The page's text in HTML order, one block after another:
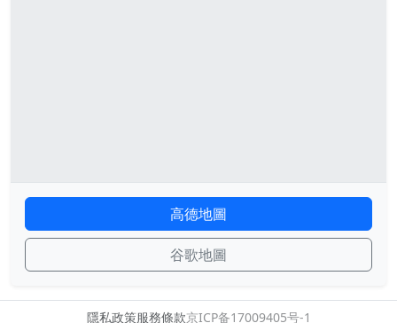
高德地圖
谷歌地圖
隱私政策服務條款京ICP备17009405号-1